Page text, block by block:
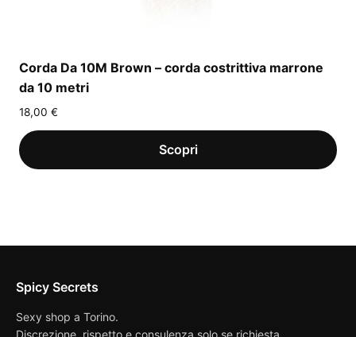
Corda Da 10M Brown – corda costrittiva marrone
da 10 metri
18,00 €
Spicy Secrets
Sexy shop a Torino.
Discrezione, rispetto e consulenza solo se richiesta.